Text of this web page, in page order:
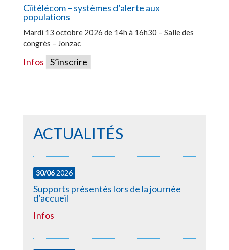
Ciitélécom – systèmes d’alerte aux
populations
Mardi 13 octobre 2026 de 14h à 16h30 – Salle des
congrès – Jonzac
Infos S’inscrire
ACTUALITÉS
30/062026
Supports présentés lors de la journée
d’accueil
Infos